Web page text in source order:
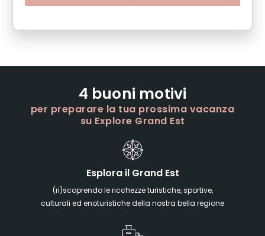
4 buoni motivi
per preparare la tua prossima vacanza
su Explore Grand Est
Esplora il Grand Est
(ri)scoprendo le ricchezze turistiche, sportive,
culturali ed enoturistiche della nostra bella regione